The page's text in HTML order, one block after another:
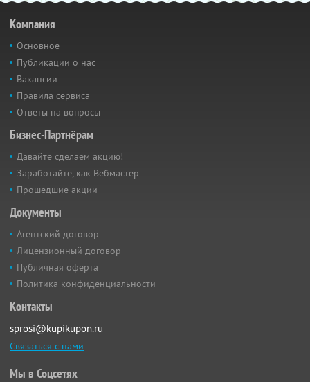
Компания
Основное
Публикации о нас
Вакансии
Правила сервиса
Ответы на вопросы
Бизнес-Партнёрам
Давайте сделаем акцию!
Заработайте, как Вебмастер
Прошедшие акции
Документы
Агентский договор
Лицензионный договор
Публичная оферта
Политика конфиденциальности
Контакты
sprosi@kupikupon.ru
Связаться с нами
Мы в Соцсетях